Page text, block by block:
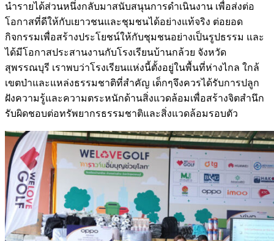
นำรายได้ส่วนหนึ่งกลับมาสนับสนุนการดำเนินงาน เพื่อส่งต่อ
โอกาสที่ดีให้กับเยาวชนและชุมชนได้อย่างแท้จริง ต่อยอด
กิจกรรมเพื่อสร้างประโยชน์ให้กับชุมชนอย่างเป็นรูปธรรม และ
ได้มีโอกาสประสานงานกับโรงเรียนบ้านกล้วย จังหวัด
สุพรรณบุรี เราพบว่าโรงเรียนแห่งนี้ตั้งอยู่ในพื้นที่ห่างไกล ใกล้
เขตป่าและแหล่งธรรมชาติที่สำคัญ เด็กๆจึงควรได้รับการปลูก
ฝังความรู้และความตระหนักด้านสิ่งแวดล้อมเพื่อสร้างจิตสำนึก
รับผิดชอบต่อทรัพยากรธรรมชาติและสิ่งแวดล้อมรอบตัว